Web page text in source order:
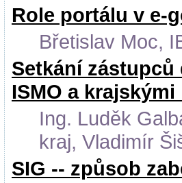
Role portálu v e-
Břetislav Moc,
Setkání
ISMO a
Ing. Luděk
kraj, Vladimír
SIG -- způsob